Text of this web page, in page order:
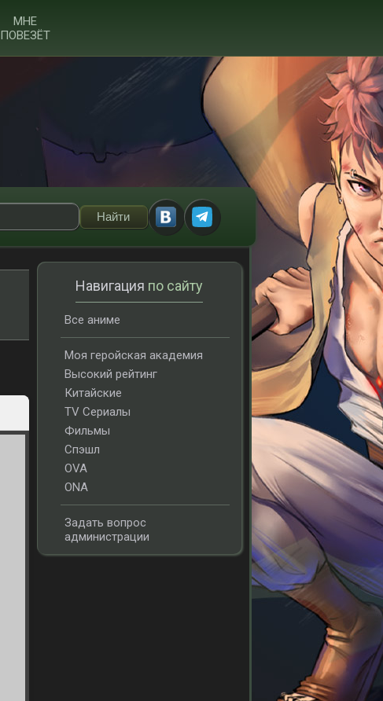
МНЕ
ПОВЕЗЁТ
Навигация по сайту
Все аниме
Моя геройская академия
Высокий рейтинг
Китайские
TV Сериалы
Фильмы
Спэшл
OVA
ONA
Задать вопрос
администрации